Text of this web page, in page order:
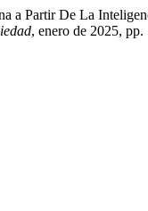
a Partir De La
, enero de 2025,